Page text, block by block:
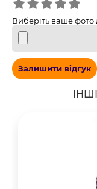
Виберіть ваше фото
Залишити відгук